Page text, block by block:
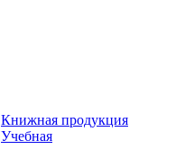
Книжная продукция
Учебная